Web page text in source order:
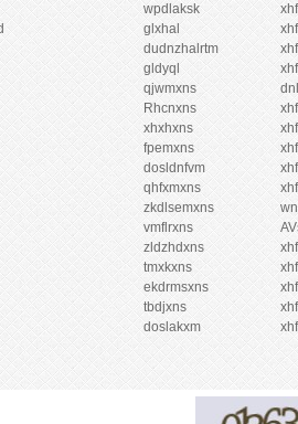
wpdlaksk
glxhal
dudnzhalrtm
gldyql
qjwmxns
Rhcnxns
xhxhxns
fpemxns
dosldnfvm
qhfxmxns
zkdlsemxns
vmflrxns
zldzhdxns
tmxkxns
ekdrmsxns
tbdjxns
doslakxm